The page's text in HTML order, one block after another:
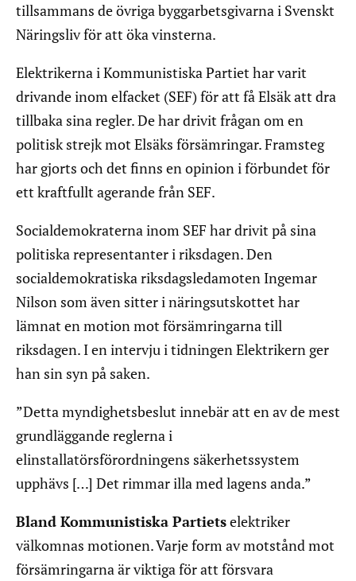
tillsammans de övriga byggarbetsgivarna i Svenskt
Näringsliv för att öka vinsterna.
Elektrikerna i Kommunistiska Partiet har varit
drivande inom elfacket (SEF) för att få Elsäk att dra
tillbaka sina regler. De har drivit frågan om en
politisk strejk mot Elsäks försämringar. Framsteg
har gjorts och det finns en opinion i förbundet för
ett kraftfullt agerande från SEF.
Socialdemokraterna inom SEF har drivit på sina
politiska representanter i riksdagen. Den
socialdemokratiska riksdagsledamoten Ingemar
Nilson som även sitter i näringsutskottet har
lämnat en motion mot försämringarna till
riksdagen. I en intervju i tidningen Elektrikern ger
han sin syn på saken.
”Detta myndighetsbeslut innebär att en av de mest
grundläggande reglerna i
elinstallatörsförordningens säkerhetssystem
upphävs […] Det rimmar illa med lagens anda.”
Bland Kommunistiska Partietselektriker
välkomnas motionen. Varje form av motstånd mot
försämringarna är viktiga för att försvara